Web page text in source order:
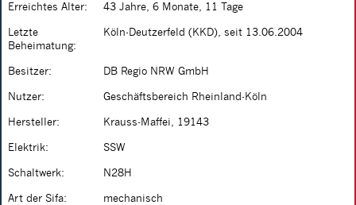
Erreichtes Alter: 43 Jahre, 6 Monate, 11 Tage
Letzte
Beheimatung:
Köln-Deutzerfeld (KKD), seit 13.06.2004
Besitzer: DB Regio NRW GmbH
Nutzer: Geschäftsbereich Rheinland-Köln
Hersteller: Krauss-Maffei, 19143
Elektrik: SSW
Schaltwerk: N28H
Art der Sifa: mechanisch